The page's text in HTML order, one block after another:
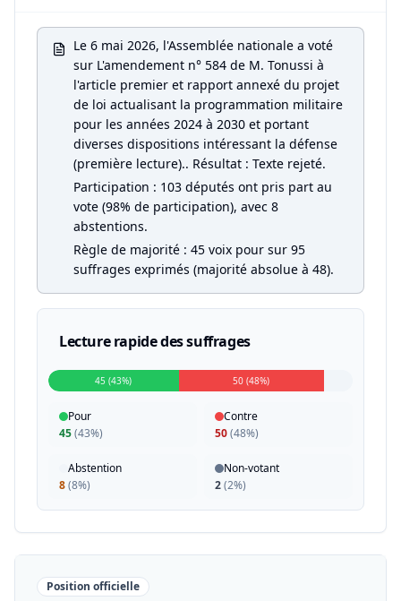
Le 6 mai 2026, l'Assemblée nationale a voté
sur L'amendement n° 584 de M. Tonussi à
l'article premier et rapport annexé du projet
de loi actualisant la programmation militaire
pour les années 2024 à 2030 et portant
diverses dispositions intéressant la défense
(première lecture).. Résultat : Texte rejeté.
Participation : 103 députés ont pris part au
vote (98% de participation), avec 8
abstentions.
Règle de majorité : 45 voix pour sur 95
suffrages exprimés (majorité absolue à 48).
Lecture rapide des suffrages
45 (43%) 50 (48%)
Pour
45(43%)
Contre
50(48%)
Abstention
8(8%)
Non-votant
2(2%)
Position officielle